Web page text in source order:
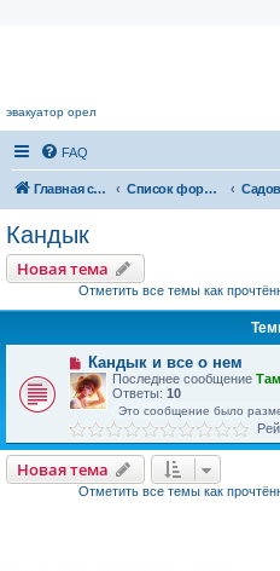
эвакуатор орел
FAQ
Главная страница Список форумов
Кандык
Новая тема
Отметить все темы как
Кандык и все о нем
Последнее сообщение
Ответы: 10
Это сообщение было
Новая тема
Отметить все темы как